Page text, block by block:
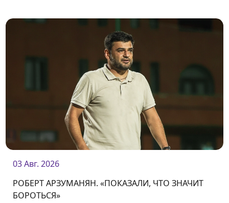
03 Авг. 2026
РОБЕРТ АРЗУМАНЯН. «ПОКАЗАЛИ, ЧТО ЗНАЧИТ
БОРОТЬСЯ»